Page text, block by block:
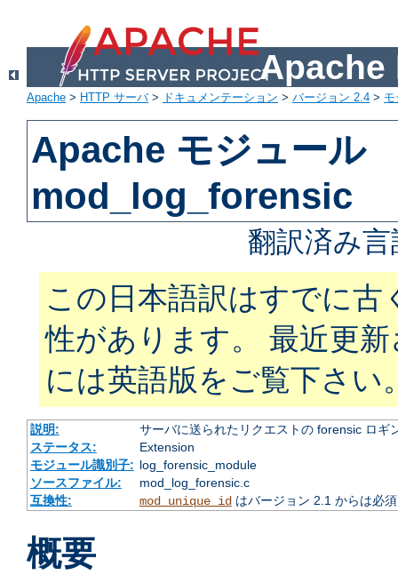
Apache
Apache > HTTP サーバ> ドキュメンテーション > バージョン 2.4 >
Apache モジュール
mod_log_forensic
翻訳済み
この日本語訳はすでに古
性があります。 最近更
には英語版をご覧下さい
説明:
サーバに送られたリクエストの forensic ロギ
ステータス:
Extension
モジュール識別子: log_forensic_module
ソースファイル:
mod_log_forensic.c
互換性:
mod_unique_idはバージョン 2.1 からは必
概要